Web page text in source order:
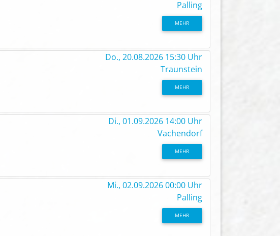
Palling
MEHR
Do., 20.08.2026 15:30 Uhr
Traunstein
MEHR
Di., 01.09.2026 14:00 Uhr
Vachendorf
MEHR
Mi., 02.09.2026 00:00 Uhr
Palling
MEHR